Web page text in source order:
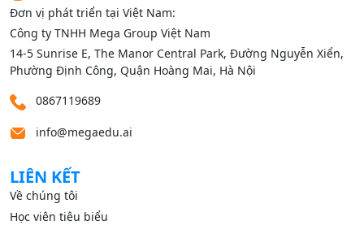
Đơn vị phát triển tại Việt Nam:
Công ty TNHH Mega Group Việt Nam
14‑5 Sunrise E, The Manor Central Park, Đường Nguyễn Xiển,
Phường Định Công, Quận Hoàng Mai, Hà Nội
0867119689
info@megaedu.ai
LIÊN KẾT
Về chúng tôi
Học viên tiêu biểu